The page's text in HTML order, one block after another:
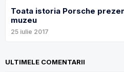
Toata istoria Porsche
muzeu
25 iulie 2017
ULTIMELE COMENTARII